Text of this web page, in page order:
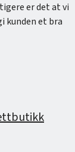
er det at vi
kunden et bra